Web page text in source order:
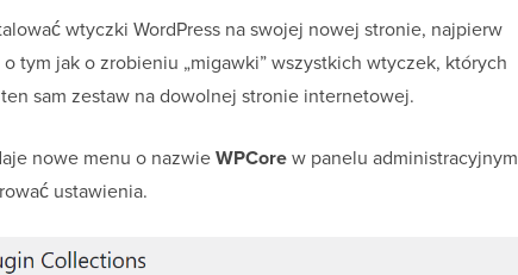
wtyczki WordPress na swojej nowej stronie, najpierw
tym jak o zrobieniu „migawki” wszystkich wtyczek, których
sam zestaw na dowolnej stronie internetowej.
nowe menu o nazwieWPCorew panelu administracyjnym
ustawienia.